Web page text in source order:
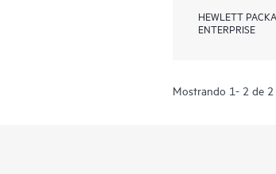
HEWLETT
ENTERPRISE
Mostrando 1- 2 de